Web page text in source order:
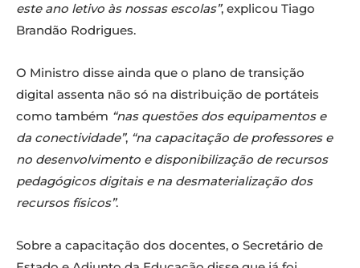
este ano letivo às nossas escolas”, explicou Tiago
Brandão Rodrigues.
O Ministro disse ainda que o plano de transição
digital assenta não só na distribuição de portáteis
como também “nas questões dos equipamentos e
da conectividade”, “na capacitação de professores e
no desenvolvimento e disponibilização de recursos
pedagógicos digitais e na desmaterialização dos
recursos físicos”.
Sobre a capacitação dos docentes, o Secretário de